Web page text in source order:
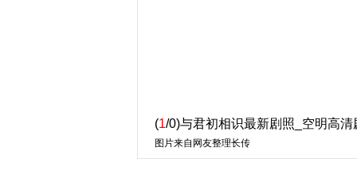
(1/0)与君初相识最新剧照_空明高清
图片来自网友整理长传